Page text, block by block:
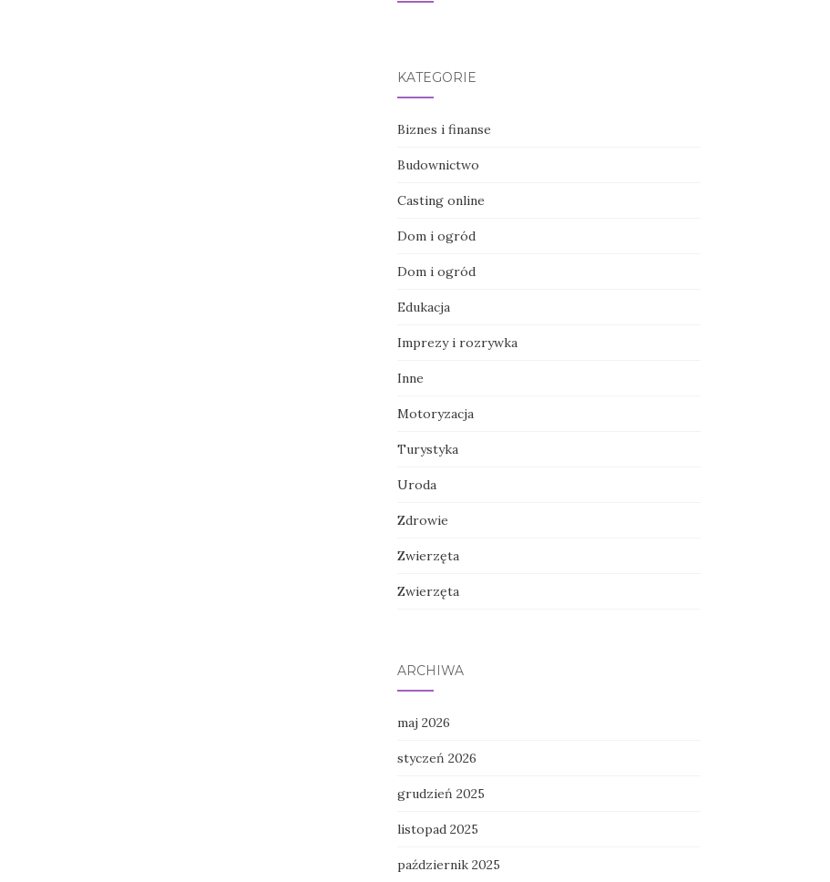
KATEGORIE
Biznes i finanse
Budownictwo
Casting online
Dom i ogród
Dom i ogród
Edukacja
Imprezy i rozrywka
Inne
Motoryzacja
Turystyka
Uroda
Zdrowie
Zwierzęta
Zwierzęta
ARCHIWA
maj 2026
styczeń 2026
grudzień 2025
listopad 2025
październik 2025